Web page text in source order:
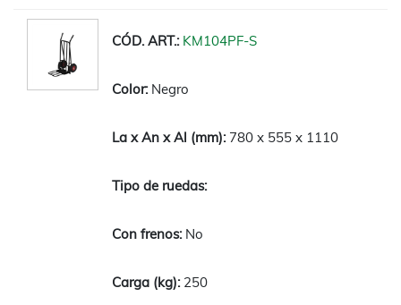
KM104PF-S
Negro
780 x 555 x 1110
No
250